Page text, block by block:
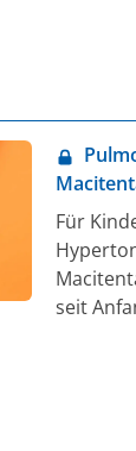
erteilt.
Für
seit